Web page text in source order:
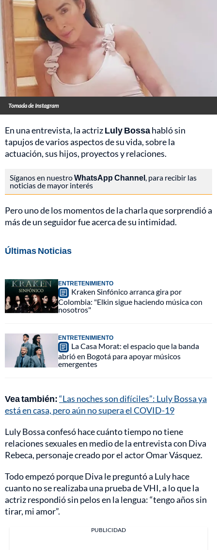
Tomada de Instagram
En una entrevista, la actrizLuly Bossahabló sin
tapujos de varios aspectos de su vida, sobre la
actuación, sus hijos, proyectos y relaciones.
Síganos en nuestroWhatsApp Channel, para recibir las
noticias de mayor interés
Pero uno de los momentos de la charla que sorprendió a
más de un seguidor fue acerca de su intimidad.
Últimas Noticias
ENTRETENIMIENTO
Kraken Sinfónico arranca gira por
Colombia: "Elkin sigue haciendo música con
nosotros"
ENTRETENIMIENTO
La Casa Morat: el espacio que la banda
abrió en Bogotá para apoyar músicos
emergentes
Vea también:“Las noches son difíciles”: Luly Bossa ya
está en casa, pero aún no supera el COVID-19
Luly Bossa confesó hace cuánto tiempo no tiene
relaciones sexuales en medio de la entrevista con Diva
Rebeca, personaje creado por el actor Omar Vásquez.
Todo empezó porque Diva le preguntó a Luly hace
cuanto no se realizaba una prueba de VHI, a lo que la
actriz respondió sin pelos en la lengua: “tengo años sin
tirar, mi amor”.
PUBLICIDAD